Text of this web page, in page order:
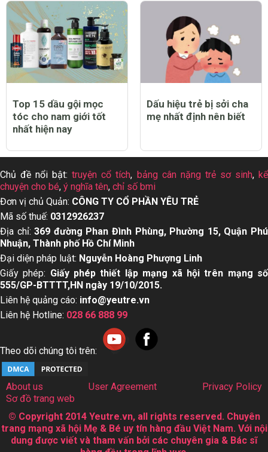
Top 15 dầu gội mọc
tóc cho nam giới tốt
nhất hiện nay
Dấu hiệu trẻ bị sởi cha
mẹ nhất định nên biết
Chủ đề nổi bật:truyện cổ tích, bảng cân nặng trẻ sơ sinh, kể
chuyện cho bé, ý nghĩa tên, chỉ số bmi
Đơn vị chủ Quản: CÔNG TY CỔ PHẦN YÊU TRẺ
Mã số thuế: 0312926237
Địa chỉ:369 đường Phan Đình Phùng, Phường 15, Quận Phú
Nhuận, Thành phố Hồ Chí Minh
Đại diện pháp luật: Nguyễn Hoàng Phượng Linh
Giấy phép: Giấy phép thiết lập mạng xã hội trên mạng số
555/GP-BTTTT,HN ngày 19/10/2015.
Liên hệ quảng cáo: info@yeutre.vn
Liên hệ Hotline: 028 66 888 99
Theo dõi chúng tôi trên:
About us User Agreement
Privacy Policy
Sơ đồ trang web
© Copyright 2014 Yeutre.vn, all rights reserved. Chuyên
trang mạng xã hội Mẹ & Bé uy tín hàng đầu Việt Nam. Với nội
dung được viết và tham vấn bởi các chuyên gia & Bác sĩ